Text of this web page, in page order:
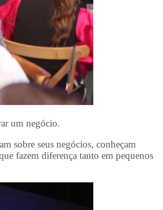
um negócio.
sobre seus negócios, conheçam
fazem diferença tanto em pequenos